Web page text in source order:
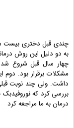
چندی قبل دختری بیست
به دو دلیل این روش
چهار سال قبل شروع
مشکلات برقرار بود.
داشت. ولی چند نوبت
بررسی کرد که
درمان به ما مراجعه کرد